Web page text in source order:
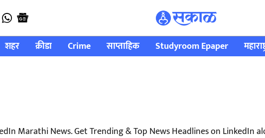
शहर क्रीडा Crime साप्ताहिक Studyroom Epaper
Marathi News. Get Trending & Top News Headlines on LinkedIn